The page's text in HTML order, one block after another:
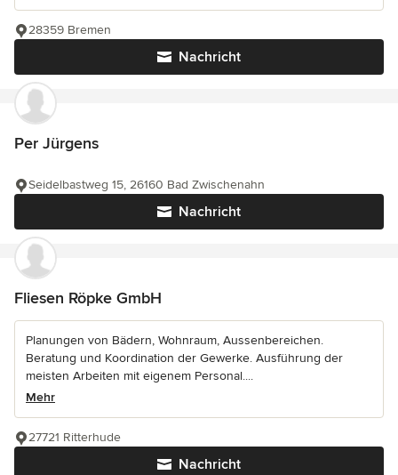
Nachricht
28359 Bremen
Per Jürgens
Nachricht
Seidelbastweg 15, 26160 Bad Zwischenahn
Fliesen Röpke GmbH
Planungen von Bädern, Wohnraum, Aussenbereichen.
Beratung und Koordination der Gewerke. Ausführung der
meisten Arbeiten mit eigenem Personal....
Mehr
Nachricht
27721 Ritterhude